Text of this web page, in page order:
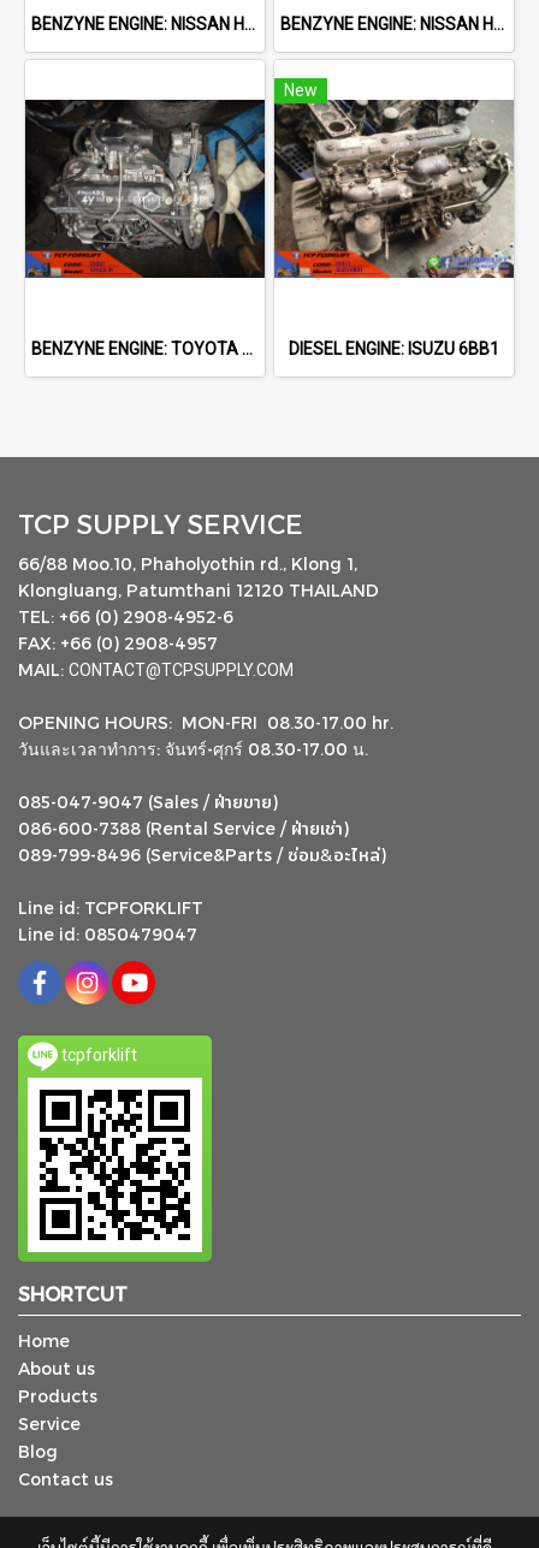
BENZYNE ENGINE: NISSAN H25 BENZYNE ENGINE: NISSAN H25
BENZYNE ENGINE: TOYOTA 4Y
New
DIESEL ENGINE: ISUZU 6BB1
TCP SUPPLY SERVICE
66/88 Moo.10, Phaholyothin rd., Klong 1,
Klongluang, Patumthani 12120 THAILAND
TEL: +66 (0) 2908-4952-6
FAX: +66 (0) 2908-4957
MAIL: CONTACT@TCPSUPPLY.COM
OPENING HOURS: MON-FRI 08.30-17.00 hr.
วันและเวลาทำการ: จันทร์-ศุกร์ 08.30-17.00 น.
085-047-9047 (Sales / ฝ่ายขาย)
086-600-7388 (Rental Service / ฝ่ายเช่า)
089-799-8496 (Service&Parts / ซ่อม&อะไหล่)
Line id: TCPFORKLIFT
Line id: 0850479047
tcpforklift
SHORTCUT
Home
About us
Products
Service
Blog
Contact us